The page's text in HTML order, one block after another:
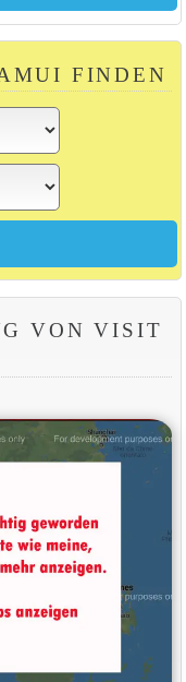
FINDEN
VON VISIT